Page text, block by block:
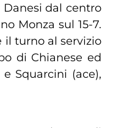
Danesi dal centro
Monza sul 15-7.
il turno al servizio
di Chianese ed
Squarcini (ace),